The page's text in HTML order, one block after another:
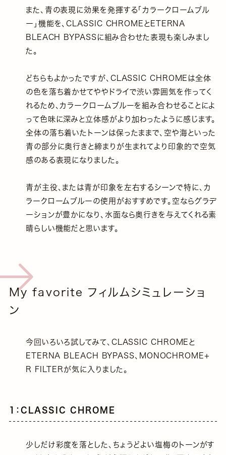
また、青の表現に効果を発揮する「カラークロームブル
ー」機能を、CLASSIC CHROMEとETERNA
BLEACH BYPASSに組み合わせた表現も楽しみまし
た。
どちらもよかったですが、CLASSIC CHROMEは全体
の色を落ち着かせてややドライで渋い雰囲気を作ってく
れるため、カラークロームブルーを組み合わせることによ
って色味に深みと立体感がより加わったように感じます。
全体の落ち着いたトーンは保ったままで、空や海といった
青の部分に奥行きと締まりが生まれてより印象的で空気
感のある表現になりました。
青が主役、または青が印象を左右するシーンで特に、カ
ラークロームブルーの使用がおすすめです。空ならグラデ
ーションが豊かになり、水面なら奥行きを与えてくれる素
晴らしい機能だと思います。
My favorite フィルムシミュレーショ
ン
今回いろいろ試してみて、CLASSIC CHROMEと
ETERNA BLEACH BYPASS、MONOCHROME+
R FILTERが気に入りました。
1：CLASSIC CHROME
少しだけ彩度を落とした、ちょうどよい塩梅のトーンがす